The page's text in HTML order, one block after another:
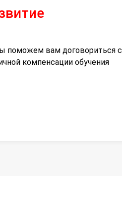
поможем вам договориться с
компенсации обучения